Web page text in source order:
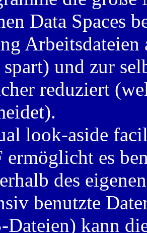
Data Spaces
Arbeitsdateien
und zur
reduziert
look-aside
es
des
benutzte
Dateien) kann